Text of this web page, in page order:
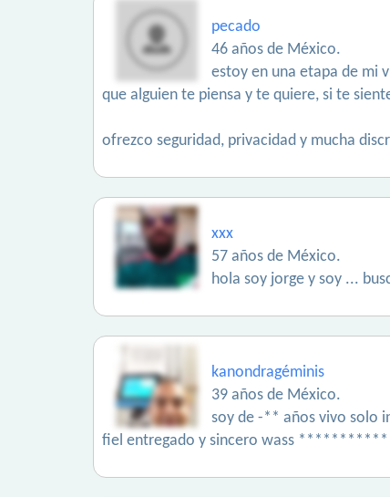
pecado
46 años de México.
estoy en una etapa de mi
que alguien te piensa y te quiere, si te
ofrezco seguridad, privacidad y mucha
xxx
57 años de México.
hola soy jorge y soy ...
kanondragéminis
39 años de México.
soy de -** años vivo solo
fiel entregado y sincero wass ***********